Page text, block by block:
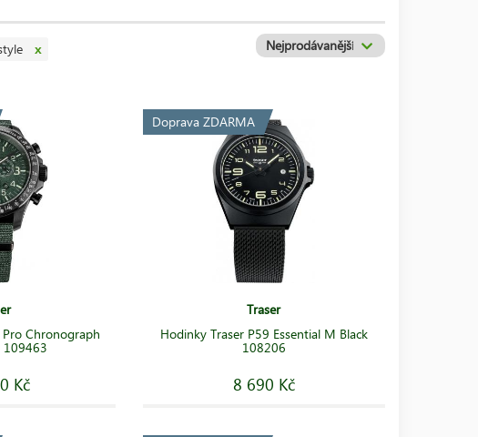
x
Chronograph
109463
Kč
Doprava ZDARMA
Traser
Hodinky Traser P59 Essential M Black
108206
8 690 Kč